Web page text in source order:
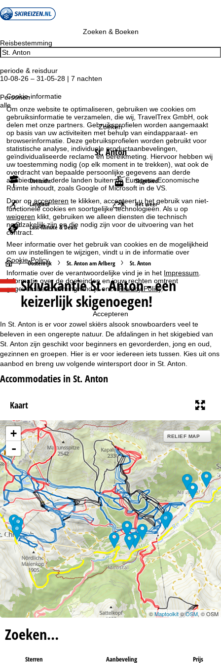
Cookie-informatie
Om onze website te optimaliseren, gebruiken we cookies om
gebruiksinformatie te verzamelen, die wij, TravelTrex GmbH, ook
delen met onze partners. Gebruiksprofielen worden aangemaakt
op basis van uw activiteiten met behulp van eindapparaat- en
browserinformatie. Deze gebruiksprofielen worden gebruikt voor
statistische analyse, individuele productaanbevelingen,
geïndividualiseerde reclame en bereikmeting. Hiervoor hebben wij
uw toestemming nodig (op elk moment in te trekken), wat ook de
overdracht van bepaalde persoonlijke gegevens aan derde
aanbieders in derde landen buiten de Europese Economische
Ruimte inhoudt, zoals Google of Microsoft in de VS.
Door opaccepteren te klikken, accepteert u het gebruik van niet-
functionele cookies en soortgelijke technologieën. Als u op
weigeren klikt, gebruiken we alleen diensten die technisch
noodzakelijk zijn en die nodig zijn voor de uitvoering van het
contract.
Meer informatie over het gebruik van cookies en de mogelijkheid
om uw instellingen te wijzigen, vindt u in de informatie over
Cookie-Policy.
Informatie over de verantwoordelijke vind je in het Impressum
Informatie over de doeleinden en jouw rechten omtrent
gegevensbescherming vind je onzePrivacy Policy.
Accepteren
Zoeken & Boeken
Reisbestemming
periode & reisduur
10-08-26 – 31-05-28 | 7 nachten
Personen
alle
Zoeken
St. Anton
Overzicht Skigebied
Langlauf Het weer
Last-Minute & Deals
S
t
r
t
p
a
g
i
a
Oostenrijk St. Anton am Arlberg St. Anton
Skivakantie St. Anton - een
keizerlijk skigenoegen!
In St. Anton is er voor zowel skiërs alsook snowboarders veel te
beleven in een ongerepte natuur. De afdalingen in het skigebied van
St. Anton zijn geschikt voor beginners en gevorderden, jong en oud,
gezinnen en groepen. Hier is er voor iedereen iets tussen. Kies uit ons
aanbod en breng uw volgende wintersport door in St. Anton.
Accommodaties in St. Anton
Kaart
+
-
RELIEF MAP
©Maptoolkit©OSM, © OSM
Zoeken…
Sterren Aanbeveling Prijs